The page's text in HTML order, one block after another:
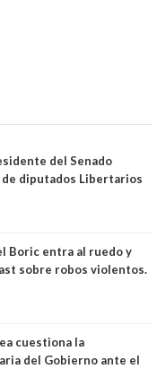
del Senado
diputados Libertarios
equivocado"
Boric entra al ruedo y
sobre robos violentos.
cuestiona la
del Gobierno ante el